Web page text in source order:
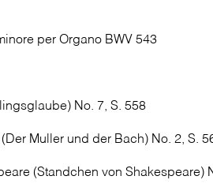
per Organo BWV 543
No. 7, S. 558
Muller und der Bach) No. 2, S.
(Standchen von Shakespeare)